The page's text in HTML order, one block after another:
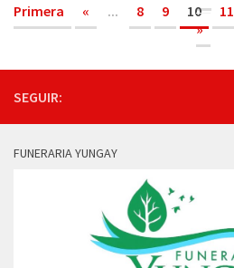
Primera
« ... 8 9 10 11
»
SEGUIR:
FUNERARIA YUNGAY